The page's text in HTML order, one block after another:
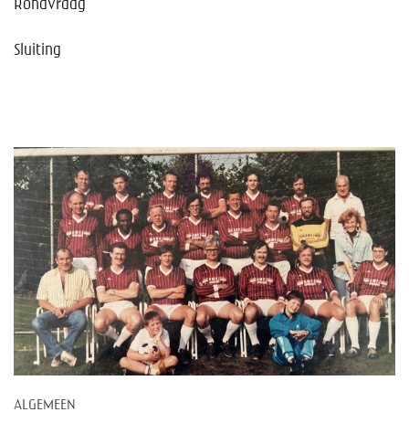
Rondvraag
Sluiting
ALGEMEEN